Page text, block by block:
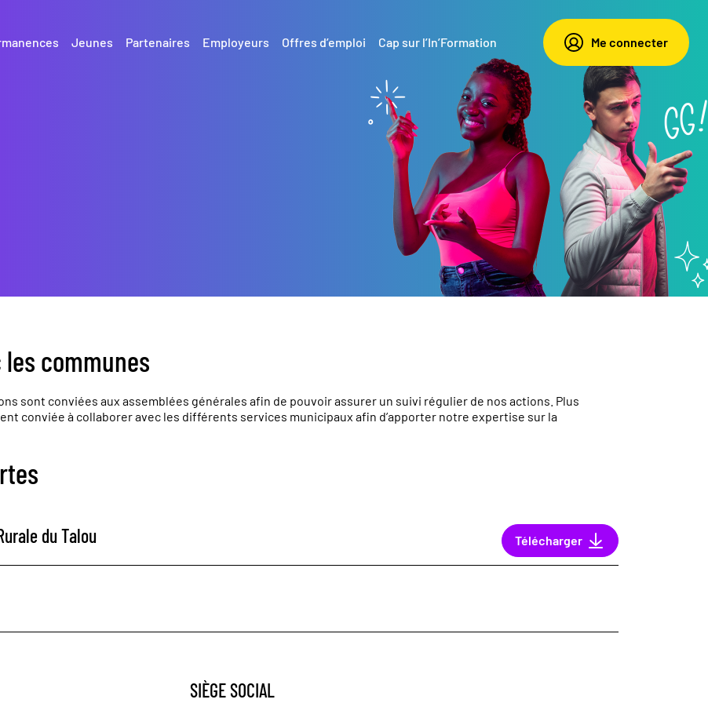
Me connecter
Jeunes Partenaires Employeurs Offres d’emploi Cap sur l’In’Formation
communes
sont conviées aux assemblées générales afin de pouvoir assurer un suivi régulier de nos actions. Plus
conviée à collaborer avec les différents services municipaux afin d’apporter notre expertise sur la
du Talou Télécharger
SIÈGE SOCIAL